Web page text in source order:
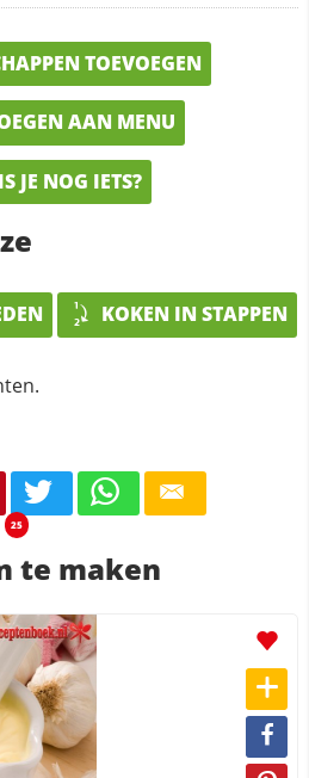
TOEVOEGEN
AAN MENU
JE NOG IETS?
KOKEN IN STAPPEN
25
te maken